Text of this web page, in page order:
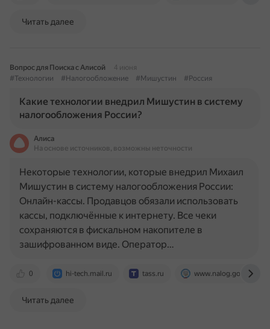
Читать далее
Вопрос для Поиска с Алисой
4 июня
#Технологии
#Налогообложение #Мишустин #Россия
Какие технологии внедрил Мишустин в систему
налогообложения России?
Алиса
На основе источников, возможны неточности
0 hi-tech.mail.ru tass.ru www.nalog.gov.ru
Некоторые технологии, которые внедрил Михаил
Мишустин в систему налогообложения России:
Онлайн-кассы. Продавцов обязали использовать
кассы, подключённые к интернету. Все чеки
сохраняются в фискальном накопителе в
зашифрованном виде. Оператор…
Читать далее